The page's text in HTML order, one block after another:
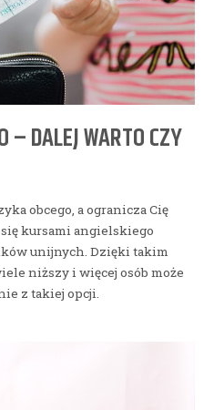
– DALEJ WARTO CZY
obcego, a ogranicza Cię
kursami angielskiego
unijnych. Dzięki takim
niższy i więcej osób może
z takiej opcji.